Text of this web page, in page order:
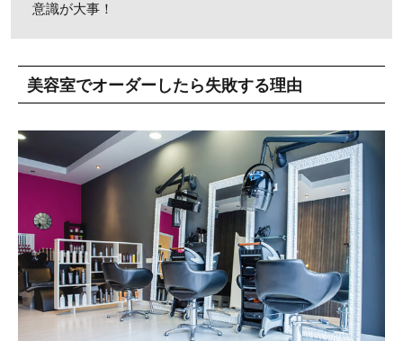
意識が大事！
美容室でオーダーしたら失敗する理由